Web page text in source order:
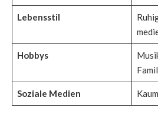
Lebensstil
Hobbys
Soziale Medien